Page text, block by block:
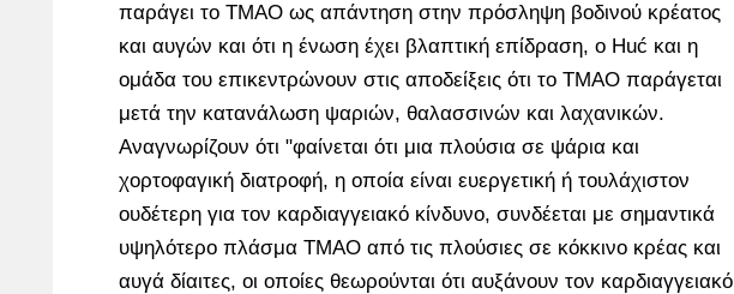
παράγει το TMAO ως απάντηση στην πρόσληψη βοδινού κρέατος
και αυγών και ότι η ένωση έχει βλαπτική επίδραση, ο Huć και η
ομάδα του επικεντρώνουν στις αποδείξεις ότι το TMAO παράγεται
μετά την κατανάλωση ψαριών, θαλασσινών και λαχανικών.
Αναγνωρίζουν ότι "φαίνεται ότι μια πλούσια σε ψάρια και
χορτοφαγική διατροφή, η οποία είναι ευεργετική ή τουλάχιστον
ουδέτερη για τον καρδιαγγειακό κίνδυνο, συνδέεται με σημαντικά
υψηλότερο πλάσμα TMAO από τις πλούσιες σε κόκκινο κρέας και
αυγά δίαιτες, οι οποίες θεωρούνται ότι αυξάνουν τον καρδιαγγειακό